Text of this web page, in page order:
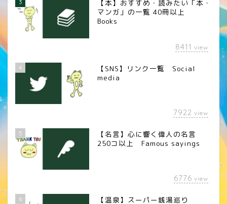
3
【本】おすすめ・読みたい「本・
マンガ」の一覧 40冊以上
Books
8411 view
4
【SNS】リンク一覧 Social
media
7922 view
5
【名言】心に響く偉人の名言
250コ以上 Famous sayings
6776 view
6
【温泉】スーパー銭湯巡り